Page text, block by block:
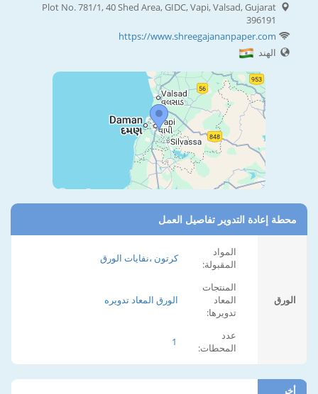
Plot No. 781/1, 40 Shed Area, GIDC, Vapi, Valsad, Gujarat
396191
https://www.shreegajananpaper.com
الهند
محطة إعادة التدوير تفاصيل العمل
الورق
المواد
المقبولة:
كرتون ،نفايات الورق
المنتجات
المعاد
تدويرها:
الورق المعاد تدويره
عدد
المحطات:
1
أخر